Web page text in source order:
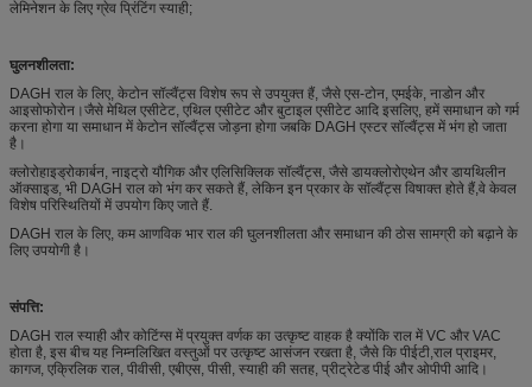
लेमिनेशन के लिए ग्रेव प्रिंटिंग स्याही;
घुलनशीलता:
DAGH राल के लिए, केटोन सॉल्वैंट्स विशेष रूप से उपयुक्त हैं, जैसे एस-टोन, एमईके, नाडोन और
आइसोफोरोन।जैसे मेथिल एसीटेट, एथिल एसीटेट और बुटाइल एसीटेट आदि इसलिए, हमें समाधान को गर्म
करना होगा या समाधान में केटोन सॉल्वैंट्स जोड़ना होगा जबकि DAGH एस्टर सॉल्वैंट्स में भंग हो जाता
है।
क्लोरोहाइड्रोकार्बन, नाइट्रो यौगिक और एलिसिक्लिक सॉल्वैंट्स, जैसे डायक्लोरोएथेन और डायथिलीन
ऑक्साइड, भी DAGH राल को भंग कर सकते हैं, लेकिन इन प्रकार के सॉल्वैंट्स विषाक्त होते हैं,वे केवल
विशेष परिस्थितियों में उपयोग किए जाते हैं.
DAGH राल के लिए, कम आणविक भार राल की घुलनशीलता और समाधान की ठोस सामग्री को बढ़ाने के
लिए उपयोगी है।
संपत्ति:
DAGH राल स्याही और कोटिंग्स में प्रयुक्त वर्णक का उत्कृष्ट वाहक है क्योंकि राल में VC और VAC
होता है, इस बीच यह निम्नलिखित वस्तुओं पर उत्कृष्ट आसंजन रखता है, जैसे कि पीईटी,राल प्राइमर,
कागज, एक्रिलिक राल, पीवीसी, एबीएस, पीसी, स्याही की सतह, प्रीट्रेटेड पीई और ओपीपी आदि।